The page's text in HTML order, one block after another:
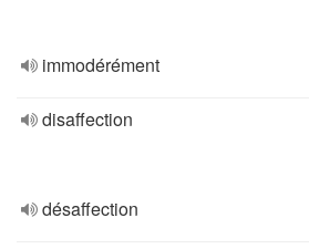
immodérément
disaffection
désaffection